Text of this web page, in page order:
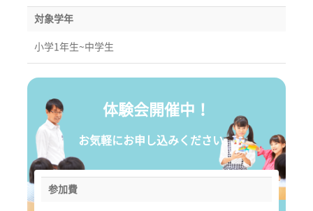
対象学年
小学1年生~中学生
体験会開催中！
お気軽にお申し込みください。
参加費